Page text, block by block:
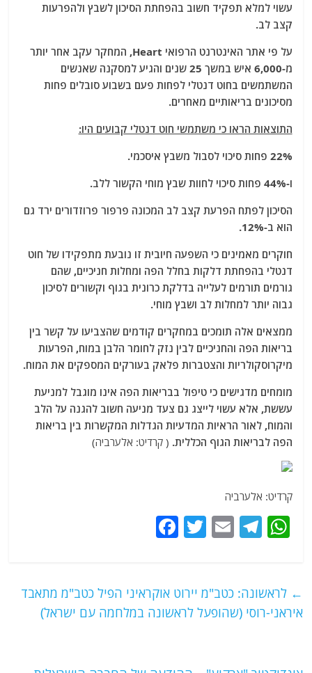
עשוי למלא תפקיד חשוב בהפחתת הסיכון לשבץ ולהפרעות
קצב לב.
על פי אתר האינטרנט הרפואי Heart, המחקר עקב אחר יותר
מ-6,000 איש במשך 25 שנים והגיע למסקנה שאנשים
המשתמשים בחוט דנטלי לפחות פעם בשבוע סובלים פחות
מסיכונים בריאותיים מאחרים.
התוצאות הראו כי משתמשי חוט דנטלי קבועים היו:
22% פחות סיכוי לסבול משבץ איסכמי.
ו-44% פחות סיכוי לחוות שבץ מוחי הקשור ללב.
הסיכון לפתח הפרעת קצב לב המכונה פרפור פרוזדורים ירד גם
הוא ב-12%.
חוקרים מאמינים כי השפעה חיובית זו נובעת מתפקידו של חוט
דנטלי בהפחתת דלקות בחלל הפה ומחלות חניכיים, שהם
גורמים תורמים לעלייה בדלקת כרונית בגוף וקשורים לסיכון
גבוה יותר למחלות לב ושבץ מוחי.
ממצאים אלה תומכים במחקרים קודמים שהצביעו על קשר בין
בריאות הפה והחניכיים לבין נזק לחומר הלבן במוח, הפרעות
מיקרוסקולריות והצטברות פלאק בעורקים המספקים את המוח.
מומחים מדגישים כי טיפול בבריאות הפה אינו מוגבל למניעת
עששת, אלא עשוי לייצג גם צעד מניעה חשוב להגנה על הלב
והמוח, לאור הראיות המדעיות הגדלות המקשרות בין בריאות
הפה לבריאות הגוף הכללית. ( קרדיט: אלערביה)
קרדיט: אלערביה
W
s
A
T
g
ra
E
l
T
er
e
b
← לראשונה: כטב"מ יירוט אוקראיני הפיל כטב"מ מתאבד
איראני-רוסי (שהופעל לראשונה במלחמה עם ישראל)